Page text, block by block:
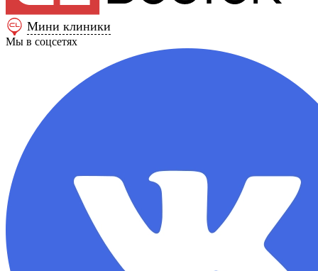
Мини клиники
Мы в соцсетях